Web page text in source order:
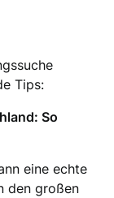
Tips:
So
eine echte
den großen